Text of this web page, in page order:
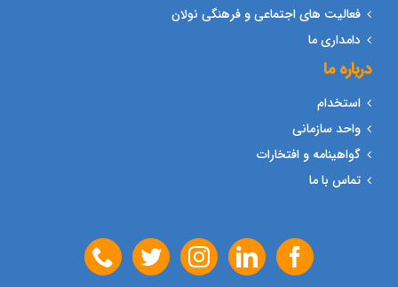
فعالیت های اجتماعی و فرهنگی نولان
دامداری ما
درباره ما
استخدام
واحد سازمانی
گواهینامه و افتخارات
تماس با ما